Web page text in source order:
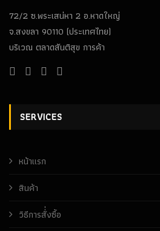
72/2 ซ.พระเสน่หา 2 อ.หาดใหญ่
จ.สงขลา 90110 (ประเทศไทย)
บริเวณ ตลาดสันติสุข การค้า
SERVICES
หน้าเเรก
สินค้า
วิธีการสั่่งซื้อ